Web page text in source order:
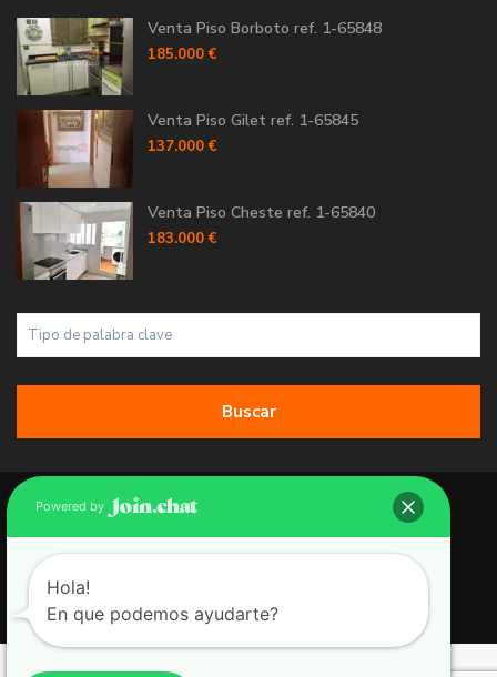
Venta Piso Borboto ref. 1-65848
185.000 €
Venta Piso Gilet ref. 1-65845
137.000 €
Venta Piso Cheste ref. 1-65840
183.000 €
Buscar
Copyright 2026 | Grupo 90 inmobiliarias. All Rights Reserved.
Política de Cookies
Política de Privacidad
Aviso Legal
Powered by
Hola!
En que podemos ayudarte?